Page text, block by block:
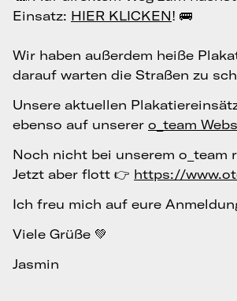
Einsatz: HIER KLICKEN! 🚌
Wir haben außerdem heiße
darauf warten die Straßen zu
Unsere aktuellen
ebenso auf unserer o_team
Noch nicht bei unserem o_team
Jetzt aber flott 👉 https://
Ich freu mich auf eure
Viele Grüße 💚
Jasmin